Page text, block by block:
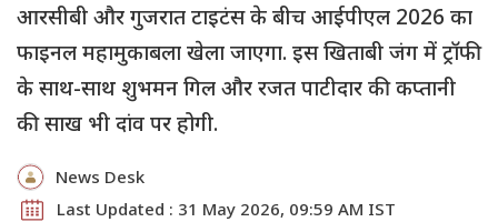
आरसीबी और गुजरात टाइटंस के बीच आईपीएल 2026 का
फाइनल महामुकाबला खेला जाएगा. इस खिताबी जंग में ट्रॉफी
के साथ-साथ शुभमन गिल और रजत पाटीदार की कप्तानी
की साख भी दांव पर होगी.
News Desk
Last Updated : 31 May 2026, 09:59 AM IST